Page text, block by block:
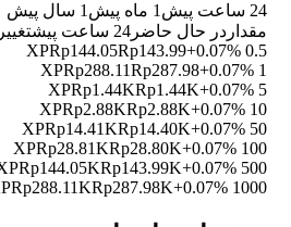
24 ساعت پیش 1 ماه پیش
1 سال پیش
مقدار در حال حاضر 24 ساعت پیش
تغییر 24 ساعته
0.5 XP
Rp144.05Rp143.99+0.07%
1 XP
Rp288.11Rp287.98+0.07%
5 XP
Rp1.44KRp1.44K+0.07%
10 XP
Rp2.88KRp2.88K+0.07%
50 XP
Rp14.41KRp14.40K+0.07%
100 XP
Rp28.81KRp28.80K+0.07%
500 XP
Rp144.05KRp143.99K+0.07%
1000 XP
Rp288.11KRp287.98K+0.07%